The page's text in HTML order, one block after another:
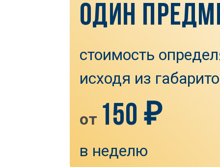
ОДИН
стоимость
исходя из
от 150 ₽
в неделю